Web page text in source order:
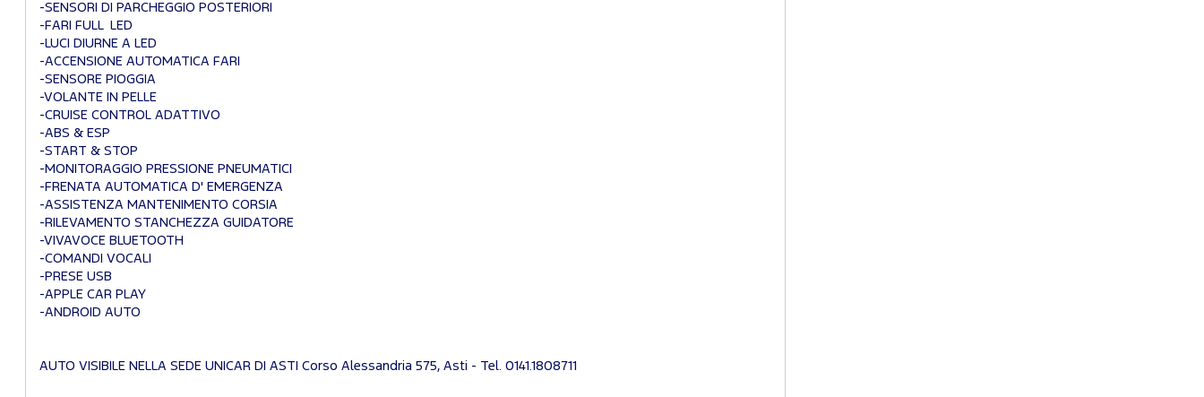
-SENSORI DI PARCHEGGIO POSTERIORI
-FARI FULL LED
-LUCI DIURNE A LED
-ACCENSIONE AUTOMATICA FARI
-SENSORE PIOGGIA
-VOLANTE IN PELLE
-CRUISE CONTROL ADATTIVO
-ABS & ESP
-START & STOP
-MONITORAGGIO PRESSIONE PNEUMATICI
-FRENATA AUTOMATICA D' EMERGENZA
-ASSISTENZA MANTENIMENTO CORSIA
-RILEVAMENTO STANCHEZZA GUIDATORE
-VIVAVOCE BLUETOOTH
-COMANDI VOCALI
-PRESE USB
-APPLE CAR PLAY
-ANDROID AUTO
AUTO VISIBILE NELLA SEDE UNICAR DI ASTI Corso Alessandria 575, Asti - Tel. 0141.1808711